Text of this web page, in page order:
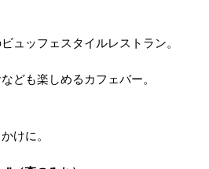
ュッフェスタイルレストラン。
ども楽しめるカフェバー。
けに。